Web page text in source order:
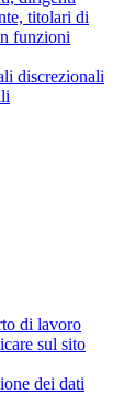
titolari di
funzioni
discrezionali
di lavoro
sul sito
dei dati